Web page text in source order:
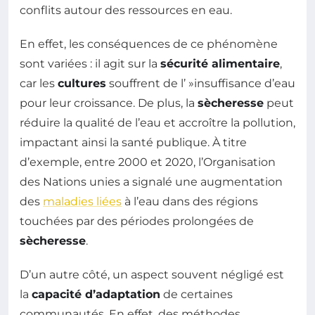
conflits autour des ressources en eau.
En effet, les conséquences de ce phénomène
sont variées : il agit sur la sécurité alimentaire,
car les cultures souffrent de l’ »insuffisance d’eau
pour leur croissance. De plus, la sècheresse peut
réduire la qualité de l’eau et accroître la pollution,
impactant ainsi la santé publique. À titre
d’exemple, entre 2000 et 2020, l’Organisation
des Nations unies a signalé une augmentation
des maladies liées à l’eau dans des régions
touchées par des périodes prolongées de
sècheresse.
D’un autre côté, un aspect souvent négligé est
la capacité d’adaptation de certaines